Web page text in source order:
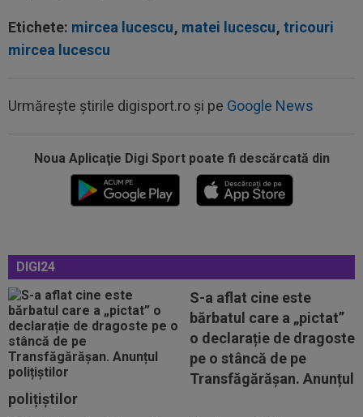
Etichete: mircea lucescu, matei lucescu, tricouri
mircea lucescu
Urmărește știrile digisport.ro și pe Google News
Noua Aplicaţie Digi Sport poate fi descărcată din
DIGI24
S-a aflat cine este
bărbatul care a „pictat”
o declarație de dragoste
pe o stâncă de pe
Transfăgărășan. Anunțul
polițiștilor
Dinamo a făcut un nou transfer! Andrei
Nicolescu: ”E peste nivelul din...
19:43 OFICIAL
A semnat la o zi după ce a jucat în
KuPS - Universitatea Craiova
19:19 VIDEO
Victorie clară a Gloriei Bistrița la
Slobozia. Programul complet al etapei a...
20:32
A spus că ”MM Stoica a vrut să-l păcălească” și
acum e în fața unui contract...